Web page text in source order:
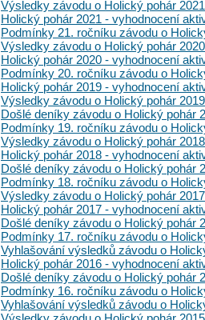
Výsledky závodu o Holický pohár 2021
Holický pohár 2021 - vyhodnocení
Podmínky 21. ročníku závodu o
Výsledky závodu o Holický pohár 2020
Holický pohár 2020 - vyhodnocení
Podmínky 20. ročníku závodu o
Holický pohár 2019 - vyhodnocení
Výsledky závodu o Holický pohár 2019
Došlé deníky závodu o Holický pohár
Podmínky 19. ročníku závodu o
Výsledky závodu o Holický pohár 2018
Holický pohár 2018 - vyhodnocení
Došlé deníky závodu o Holický pohár
Podmínky 18. ročníku závodu o
Výsledky závodu o Holický pohár 2017
Holický pohár 2017 - vyhodnocení
Došlé deníky závodu o Holický pohár
Podmínky 17. ročníku závodu o
Vyhlašování výsledků závodu o
Holický pohár 2016 - vyhodnocení
Došlé deníky závodu o Holický pohár
Podmínky 16. ročníku závodu o
Vyhlašování výsledků závodu o